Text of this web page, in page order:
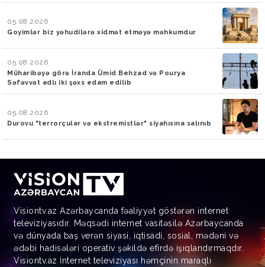
05.08.2026
Goyimlər biz yəhudilərə xidmət etməyə məhkumdur
05.08.2026
Müharibəyə görə İranda Ümid Behzad və Pourya
Səfəvvət adlı iki şəxs edam edilib
05.08.2026
Durovu "terrorçular və ekstremistlər" siyahısına salınıb
Visiontv.az Azərbaycanda fəaliyyət göstərən internet
televiziyasıdır. Məqsədi internet vasitəsilə Azərbaycanda
və dünyada baş verən siyasi, iqtisadi, sosial, mədəni və
ədəbi hadisələri operativ şəkildə efirdə işıqlandırmaqdır.
Visiontv.az İnternet televiziyası həmçinin maraqlı